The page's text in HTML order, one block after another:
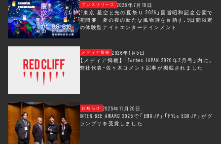
2026年7月10日
プレスリリース
「東京 星空と光の夏祭り 2026」国営昭和記念公園で
初開催 夏の夜の新たな風物詩を目指す、9日間限定
の体験型ナイトエンターテインメント
2026年1月5日
メディア情報
【メディア掲載】「Forbes JAPAN 2026年2月号」内に、
弊社代表・佐々木コメント記事が掲載されました
2025年11月20日
お知らせ
INTER BEE AWARD 2025で「EMO-JP」「FYLo EDU-JP」がグ
ランプリを受賞しました